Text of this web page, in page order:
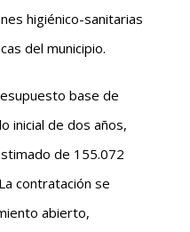
higiénico-sanitarias
del municipio.
base de
inicial de dos años,
de 155.072
contratación se
abierto,